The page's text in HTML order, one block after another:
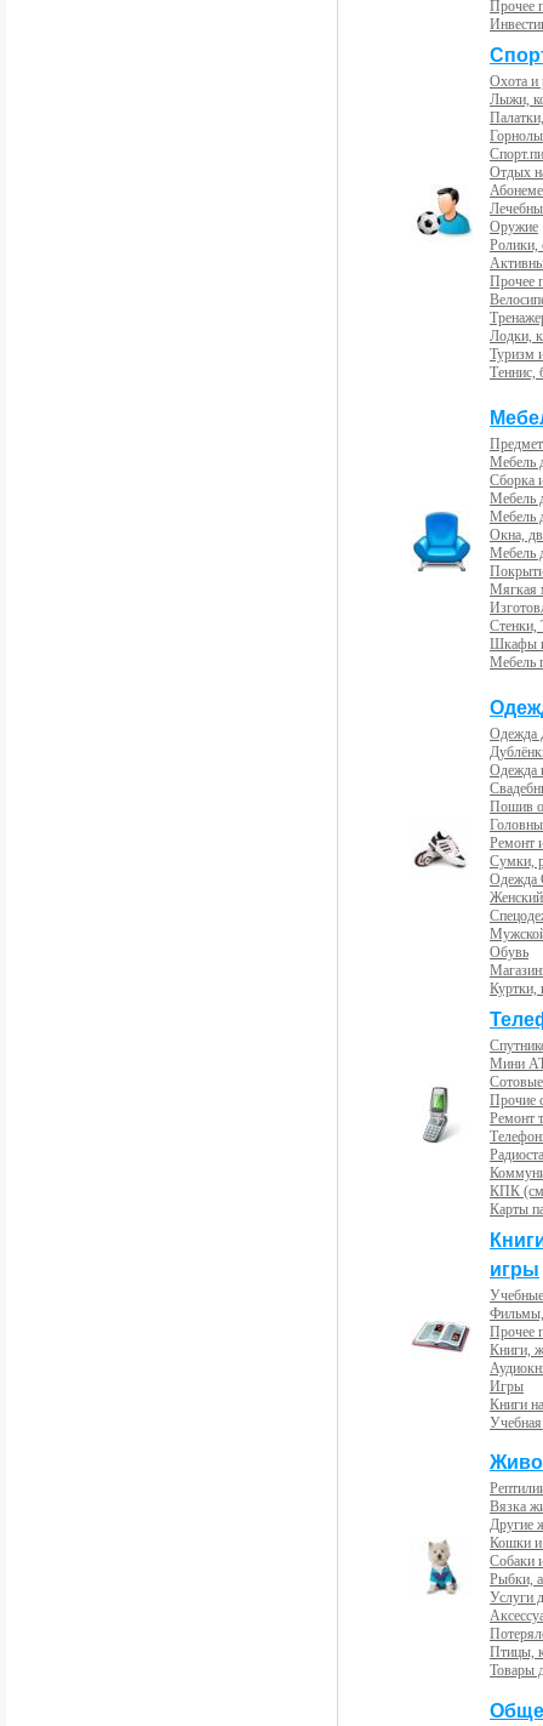
Прочее
Охота и
Лыжи,
Отдых
Оружие
Ролики,
Прочее
Лодки,
Туризм
Теннис,
Мебель
Сборка
Мебель
Мебель
Окна,
Мебель
Мягкая
Стенки,
Шкафы
Мебель
Одежда
Одежда
Пошив
Ремонт
Сумки,
Одежда
Обувь
Куртки,
Мини
Прочие
Ремонт
КПК
Карты
игры
Прочее
Книги,
Игры
Книги
Вязка
Другие
Кошки и
Собаки
Рыбки,
Услуги
Птицы,
Товары